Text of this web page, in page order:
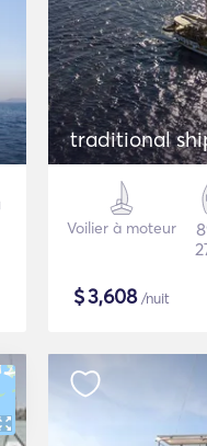
traditional
Voilier à moteur
$3,608/nuit